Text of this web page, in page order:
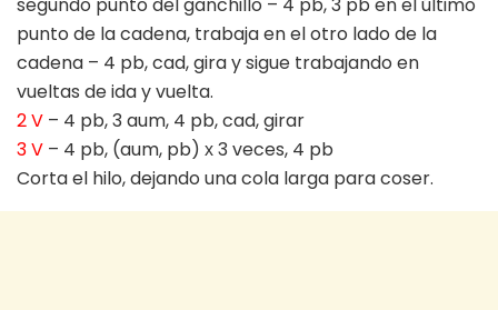
punto de la cadena, trabaja en el otro lado de la
cadena – 4 pb, cad, gira y sigue trabajando en
vueltas de ida y vuelta.
2 V – 4 pb, 3 aum, 4 pb, cad, girar
3 V – 4 pb, (aum, pb) х 3 veces, 4 pb
Corta el hilo, dejando una cola larga para coser.